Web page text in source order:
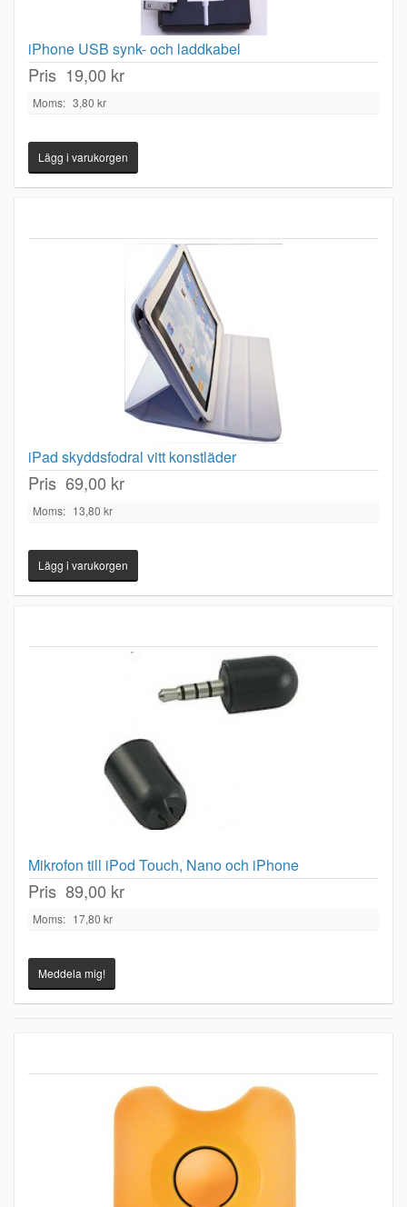
iPhone USB synk- och laddkabel
Pris 19,00 kr
Moms: 3,80 kr
iPad skyddsfodral vitt konstläder
Pris 69,00 kr
Moms: 13,80 kr
Mikrofon till iPod Touch, Nano och iPhone
Pris 89,00 kr
Moms: 17,80 kr
Meddela mig!